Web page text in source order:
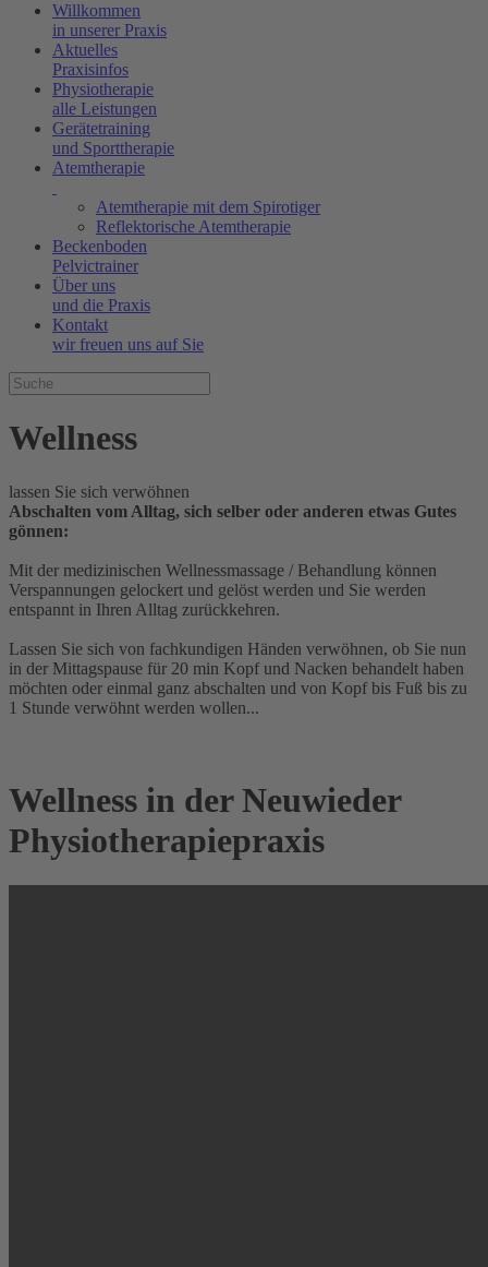
Willkommen
in unserer Praxis
Aktuelles
Praxisinfos
Physiotherapie
alle Leistungen
Gerätetraining
und Sporttherapie
Atemtherapie
Atemtherapie mit dem Spirotiger
Reflektorische Atemtherapie
Beckenboden
Pelvictrainer
Über uns
und die Praxis
Kontakt
wir freuen uns auf Sie
Wellness
lassen Sie sich verwöhnen
Abschalten vom Alltag, sich selber oder anderen etwas Gutes
gönnen:
Mit der medizinischen Wellnessmassage / Behandlung können
Verspannungen gelockert und gelöst werden und Sie werden
entspannt in Ihren Alltag zurückkehren.
Lassen Sie sich von fachkundigen Händen verwöhnen, ob Sie nun
in der Mittagspause für 20 min Kopf und Nacken behandelt haben
möchten oder einmal ganz abschalten und von Kopf bis Fuß bis zu
1 Stunde verwöhnt werden wollen...
Wellness in der Neuwieder
Physio­therapie­praxis